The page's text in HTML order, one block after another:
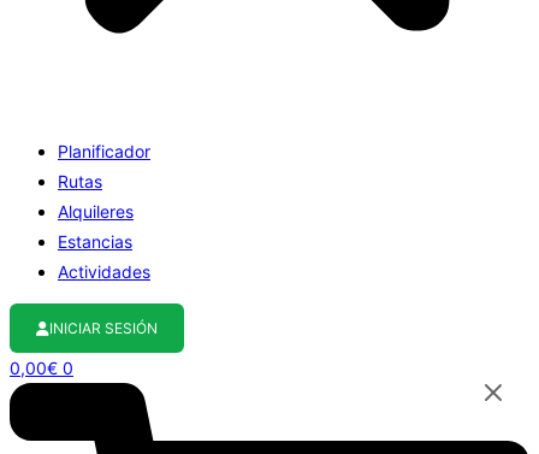
Planificador
Rutas
Alquileres
Estancias
Actividades
INICIAR SESIÓN
0,00€ 0